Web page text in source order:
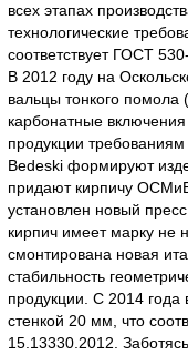
всех этапах
технологические
соответствует ГОСТ
В 2012 году на
вальцы тонкого
карбонатные включения
продукции
Bedeski формируют
придают кирпичу
установлен новый
кирпич имеет марку не
смонтирована новая
стабильность
продукции. С 2014 года
стенкой 20 мм, что
15.13330.2012.